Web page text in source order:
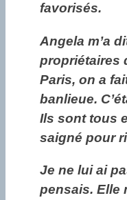
favorisés.
Angela m’a
propriétaires
Paris, on a
banlieue.
Ils sont tous
saigné pour
Je ne lui ai
pensais. Elle